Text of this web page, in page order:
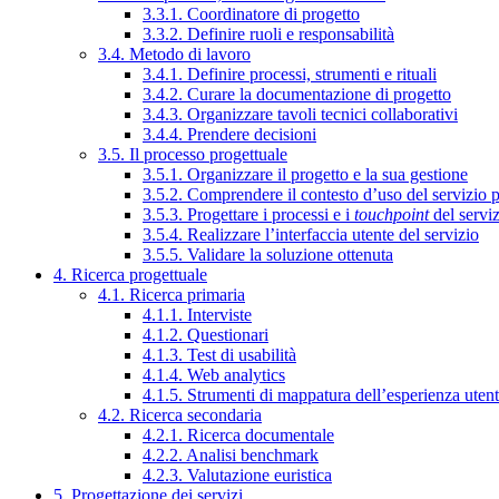
3.3.1. Coordinatore di progetto
3.3.2. Definire ruoli e responsabilità
3.4. Metodo di lavoro
3.4.1. Definire processi, strumenti e rituali
3.4.2. Curare la documentazione di progetto
3.4.3. Organizzare tavoli tecnici collaborativi
3.4.4. Prendere decisioni
3.5. Il processo progettuale
3.5.1. Organizzare il progetto e la sua gestione
3.5.2. Comprendere il contesto d’uso del servizio
3.5.3. Progettare i processi e i touchpointdel
3.5.4. Realizzare l’interfaccia utente del servizio
3.5.5. Validare la soluzione ottenuta
4. Ricerca progettuale
4.1. Ricerca primaria
4.1.1. Interviste
4.1.2. Questionari
4.1.3. Test di usabilità
4.1.4. Web analytics
4.1.5. Strumenti di mappatura dell’esperienza
4.2. Ricerca secondaria
4.2.1. Ricerca documentale
4.2.2. Analisi benchmark
4.2.3. Valutazione euristica
5. Progettazione dei servizi